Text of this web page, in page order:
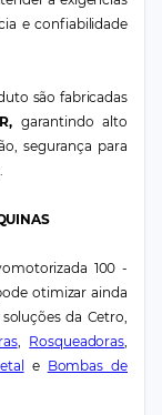
e confiabilidade
são fabricadas
garantindo alto
segurança para
100 -
otimizar ainda
da Cetro,
, Rosqueadoras,
e Bombas de